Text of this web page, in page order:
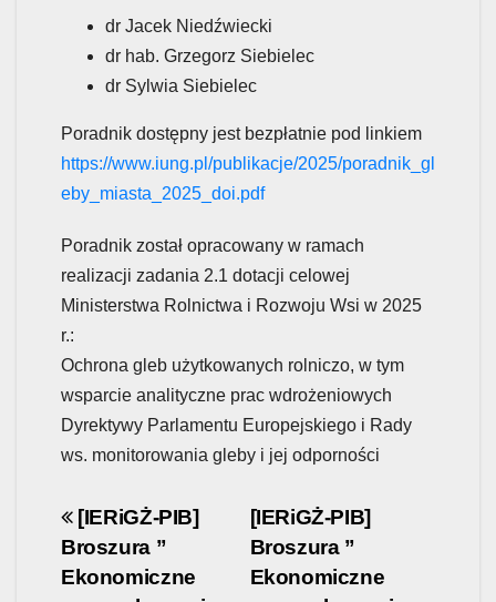
dr Jacek Niedźwiecki
dr hab. Grzegorz Siebielec
dr Sylwia Siebielec
Poradnik dostępny jest bezpłatnie pod linkiem
https://www.iung.pl/publikacje/2025/poradnik_gl
eby_miasta_2025_doi.pdf
Poradnik został opracowany w ramach
realizacji zadania 2.1 dotacji celowej
Ministerstwa Rolnictwa i Rozwoju Wsi w 2025
r.:
Ochrona gleb użytkowanych rolniczo, w tym
wsparcie analityczne prac wdrożeniowych
Dyrektywy Parlamentu Europejskiego i Rady
ws. monitorowania gleby i jej odporności
Post
navigation
[IERiGŻ-PIB]
Broszura ”
Ekonomiczne
[IERiGŻ-PIB]
Broszura ”
Ekonomiczne